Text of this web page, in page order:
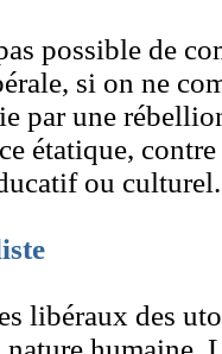
possible de
si on ne
par une
étatique,
ou culturel.
libéraux des